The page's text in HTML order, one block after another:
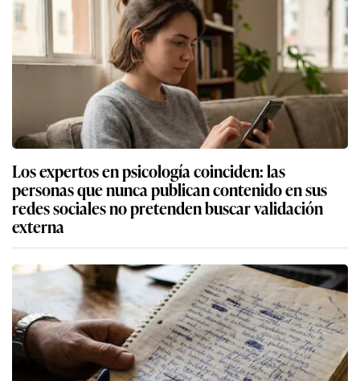
Los expertos en psicología coinciden: las
personas que nunca publican contenido en sus
redes sociales no pretenden buscar validación
externa